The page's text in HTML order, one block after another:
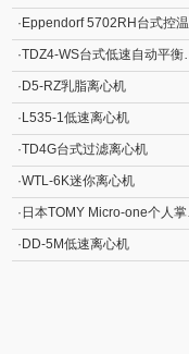
· Eppendorf 5702RH台式控温离心机
·TDZ4-WS台式低速自动平衡离心机
· D5-RZ乳脂离心机
· L535-1低速离心机
·TD4G台式过滤离心机
·WTL-6K迷你离心机
· 日本TOMY Micro-one个人掌上离心机
· DD-5M低速离心机